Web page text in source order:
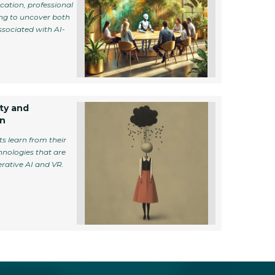
professional
to uncover both
with AI-
and
learn from their
that are
AI and VR.